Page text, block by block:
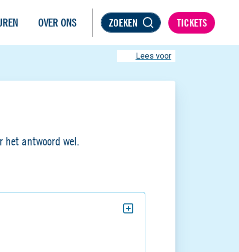
OVER ONS ZOEKEN TICKETS
Lees voor
het antwoord wel.